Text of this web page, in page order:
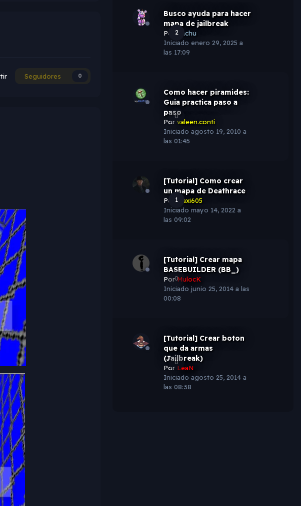
Seguidores 0
2
Busco ayuda para hacer
mapa de jailbreak
Porpuchu
Iniciado enero 29, 2025 a
las 17:09
0
Como hacer piramides:
Guia practica paso a
paso
Por valeen.conti
Iniciado agosto 19, 2010 a
las 01:45
1
[Tutorial] Como crear
un mapa de Deathrace
PorMaxi605
Iniciado mayo 14, 2022 a
las 09:02
0
[Tutorial] Crear mapa
BASEBUILDER (BB_)
PorMulocK
Iniciado junio 25, 2014 a las
00:08
0
[Tutorial] Crear boton
que da armas
(Jailbreak)
Por LeaN
Iniciado agosto 25, 2014 a
las 08:38